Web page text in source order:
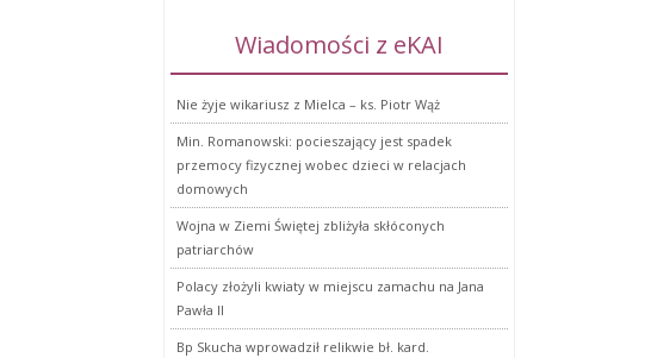
Wiadomości z eKAI
Nie żyje wikariusz z Mielca – ks. Piotr Wąż
Min. Romanowski: pocieszający jest spadek
przemocy fizycznej wobec dzieci w relacjach
domowych
Wojna w Ziemi Świętej zbliżyła skłóconych
patriarchów
Polacy złożyli kwiaty w miejscu zamachu na Jana
Pawła II
Bp Skucha wprowadził relikwie bł. kard.